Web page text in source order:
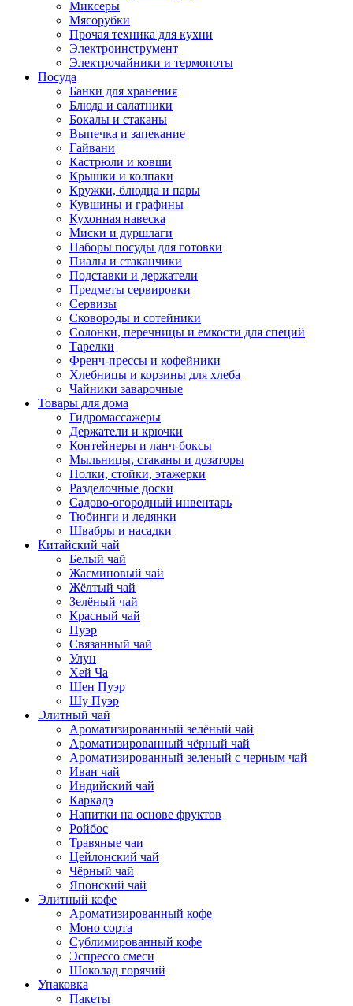
Миксеры
Мясорубки
Прочая техника для кухни
Электроинструмент
Электрочайники и термопоты
Посуда
Банки для хранения
Блюда и салатники
Бокалы и стаканы
Выпечка и запекание
Гайвани
Кастрюли и ковши
Крышки и колпаки
Кружки, блюдца и пары
Кувшины и графины
Кухонная навеска
Миски и дуршлаги
Наборы посуды для готовки
Пиалы и стаканчики
Подставки и держатели
Предметы сервировки
Сервизы
Сковороды и сотейники
Солонки, перечницы и емкости для специй
Тарелки
Френч-прессы и кофейники
Хлебницы и корзины для хлеба
Чайники заварочные
Товары для дома
Гидромассажеры
Держатели и крючки
Контейнеры и ланч-боксы
Мыльницы, стаканы и дозаторы
Полки, стойки, этажерки
Разделочные доски
Садово-огородный инвентарь
Тюбинги и ледянки
Швабры и насадки
Китайский чай
Белый чай
Жасминовый чай
Жёлтый чай
Зелёный чай
Красный чай
Пуэр
Связанный чай
Улун
Хей Ча
Шен Пуэр
Шу Пуэр
Элитный чай
Ароматизированный зелёный чай
Ароматизированный чёрный чай
Ароматизированный зеленый с черным чай
Иван чай
Индийский чай
Каркадэ
Напитки на основе фруктов
Ройбос
Травяные чаи
Цейлонский чай
Чёрный чай
Японский чай
Элитный кофе
Ароматизированный кофе
Моно сорта
Сублимированный кофе
Эспрессо смеси
Шоколад горячий
Упаковка
Пакеты